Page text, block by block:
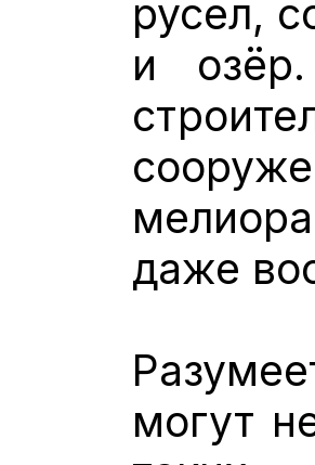
русел,
и
даже
могут